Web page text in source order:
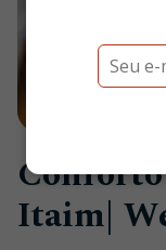
Itaim|